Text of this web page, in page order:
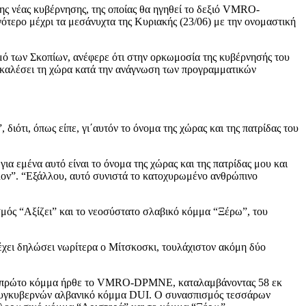
κυβέρνησης, της οποίας θα ηγηθεί το δεξιό VMRO-
μέχρι τα μεσάνυχτα της Κυριακής (23/06) με την ονομαστική
των Σκοπίων, ανέφερε ότι στην ορκωμοσία της κυβέρνησής του
τη χώρα κατά την ανάγνωση των προγραμματικών
όπως είπε, γι΄αυτόν το όνομα της χώρας και της πατρίδας του
εμένα αυτό είναι το όνομα της χώρας και της πατρίδας μου και
“Εξάλλου, αυτό συνιστά το κατοχυρωμένο ανθρώπινο
“Αξίζει” και το νεοσύστατο σλαβικό κόμμα “Ξέρω”, του
δηλώσει νωρίτερα ο Μίτσκοσκι, τουλάχιστον ακόμη δύο
πρώτο κόμμα ήρθε το VMRO-DPMNE, καταλαμβάνοντας 58 εκ
αλβανικό κόμμα DUI. O συνασπισμός τεσσάρων